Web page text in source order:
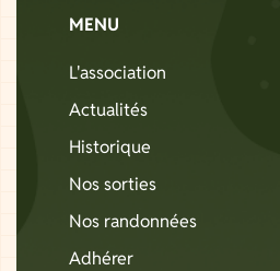
MENU
L'association
Actualités
Historique
Nos sorties
Nos randonnées
Adhérer